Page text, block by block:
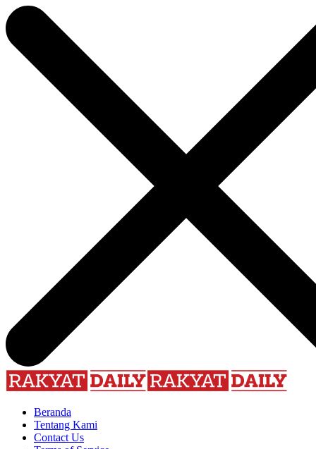
Beranda
Tentang Kami
Contact Us